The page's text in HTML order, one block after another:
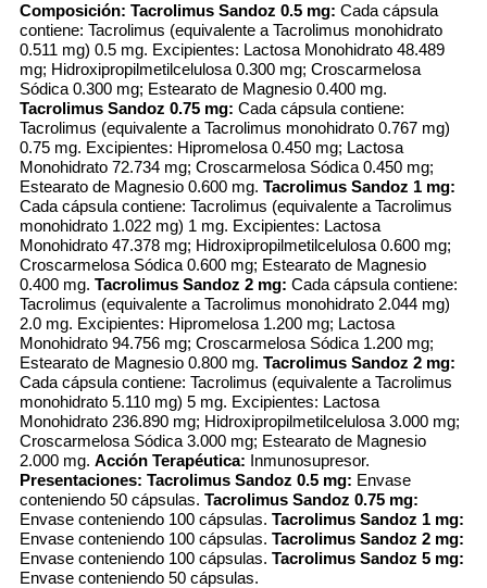
Composición: Tacrolimus Sandoz 0.5 mg: Cada cápsula
contiene: Tacrolimus (equivalente a Tacrolimus monohidrato
0.511 mg) 0.5 mg. Excipientes: Lactosa Monohidrato 48.489
mg; Hidroxipropilmetilcelulosa 0.300 mg; Croscarmelosa
Sódica 0.300 mg; Estearato de Magnesio 0.400 mg.
Tacrolimus Sandoz 0.75 mg: Cada cápsula contiene:
Tacrolimus (equivalente a Tacrolimus monohidrato 0.767 mg)
0.75 mg. Excipientes: Hipromelosa 0.450 mg; Lactosa
Monohidrato 72.734 mg; Croscarmelosa Sódica 0.450 mg;
Estearato de Magnesio 0.600 mg. Tacrolimus Sandoz 1 mg:
Cada cápsula contiene: Tacrolimus (equivalente a Tacrolimus
monohidrato 1.022 mg) 1 mg. Excipientes: Lactosa
Monohidrato 47.378 mg; Hidroxipropilmetilcelulosa 0.600 mg;
Croscarmelosa Sódica 0.600 mg; Estearato de Magnesio
0.400 mg. Tacrolimus Sandoz 2 mg: Cada cápsula contiene:
Tacrolimus (equivalente a Tacrolimus monohidrato 2.044 mg)
2.0 mg. Excipientes: Hipromelosa 1.200 mg; Lactosa
Monohidrato 94.756 mg; Croscarmelosa Sódica 1.200 mg;
Estearato de Magnesio 0.800 mg. Tacrolimus Sandoz 2 mg:
Cada cápsula contiene: Tacrolimus (equivalente a Tacrolimus
monohidrato 5.110 mg) 5 mg. Excipientes: Lactosa
Monohidrato 236.890 mg; Hidroxipropilmetilcelulosa 3.000 mg;
Croscarmelosa Sódica 3.000 mg; Estearato de Magnesio
2.000 mg. Acción Terapéutica: Inmunosupresor.
Presentaciones: Tacrolimus Sandoz 0.5 mg: Envase
conteniendo 50 cápsulas. Tacrolimus Sandoz 0.75 mg:
Envase conteniendo 100 cápsulas. Tacrolimus Sandoz 1 mg:
Envase conteniendo 100 cápsulas. Tacrolimus Sandoz 2 mg:
Envase conteniendo 100 cápsulas. Tacrolimus Sandoz 5 mg:
Envase conteniendo 50 cápsulas.